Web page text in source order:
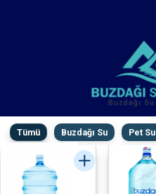
Tümü Buzdağı Su Pet Su